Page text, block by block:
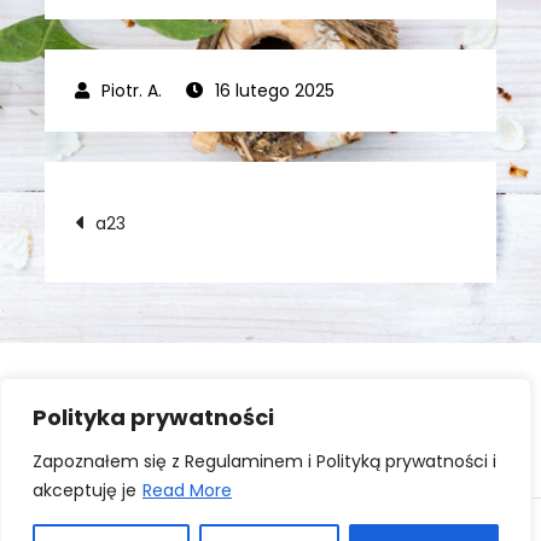
Polityka prywatności
Zapoznałem się z Regulaminem i Polityką prywatności i
akceptuję je Read More
16 lutego 2025
Nawigacja
wpisu
a23
Zaloguj się
Copyright © All rights reserved. Theme Kourtier Blog